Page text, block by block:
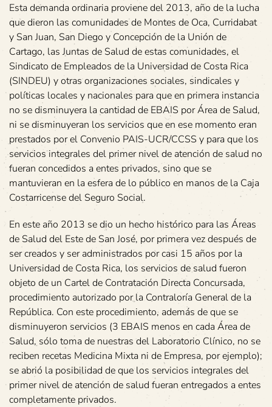
Esta demanda ordinaria proviene del 2013, año de la lucha
que dieron las comunidades de Montes de Oca, Curridabat
y San Juan, San Diego y Concepción de la Unión de
Cartago, las Juntas de Salud de estas comunidades, el
Sindicato de Empleados de la Universidad de Costa Rica
(SINDEU) y otras organizaciones sociales, sindicales y
políticas locales y nacionales para que en primera instancia
no se disminuyera la cantidad de EBAIS por Área de Salud,
ni se disminuyeran los servicios que en ese momento eran
prestados por el Convenio PAIS-UCR/CCSS y para que los
servicios integrales del primer nivel de atención de salud no
fueran concedidos a entes privados, sino que se
mantuvieran en la esfera de lo público en manos de la Caja
Costarricense del Seguro Social.
En este año 2013 se dio un hecho histórico para las Áreas
de Salud del Este de San José, por primera vez después de
ser creados y ser administrados por casi 15 años por la
Universidad de Costa Rica, los servicios de salud fueron
objeto de un Cartel de Contratación Directa Concursada,
procedimiento autorizado por la Contraloría General de la
República. Con este procedimiento, además de que se
disminuyeron servicios (3 EBAIS menos en cada Área de
Salud, sólo toma de nuestras del Laboratorio Clínico, no se
reciben recetas Medicina Mixta ni de Empresa, por ejemplo);
se abrió la posibilidad de que los servicios integrales del
primer nivel de atención de salud fueran entregados a entes
completamente privados.